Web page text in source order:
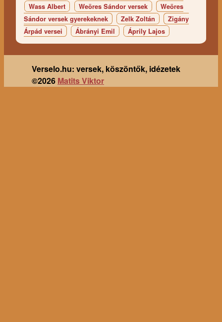
Wass Albert
Weöres Sándor versek
Weöres
Sándor versek gyerekeknek
Zelk Zoltán
Zigány
Árpád versei
Ábrányi Emil Áprily Lajos
Verselo.hu: versek, köszöntők, idézetek
©2026 Matits Viktor